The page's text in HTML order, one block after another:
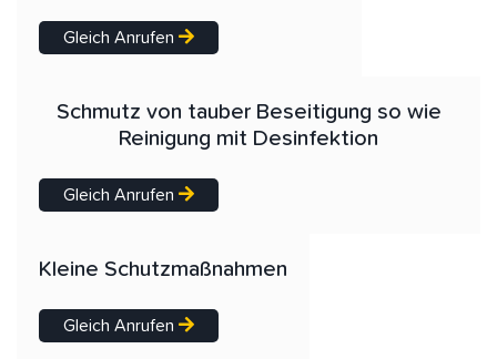
Gleich Anrufen
Schmutz von tauber Beseitigung so wie
Reinigung mit Desinfektion
Gleich Anrufen
Kleine Schutzmaßnahmen
Gleich Anrufen